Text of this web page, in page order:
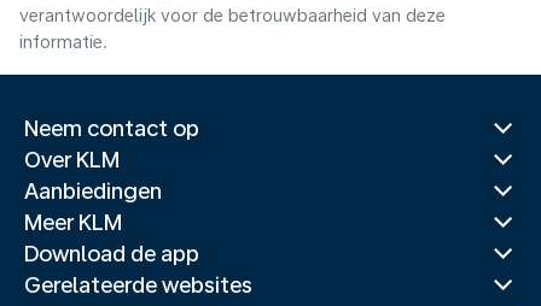
verantwoordelijk voor de betrouwbaarheid van deze
informatie.
Neem contact op
Over KLM
Aanbiedingen
Meer KLM
Download de app
Gerelateerde websites